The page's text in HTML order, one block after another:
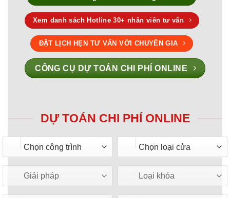
Xem danh sách Hotline 30+ nhân viên tư vấn
ĐẶT LỊCH HẸN TƯ VẤN VỚI CHUYÊN GIA
CÔNG CỤ DỰ TOÁN CHI PHÍ ONLINE
DỰ TOÁN CHI PHÍ ONLINE